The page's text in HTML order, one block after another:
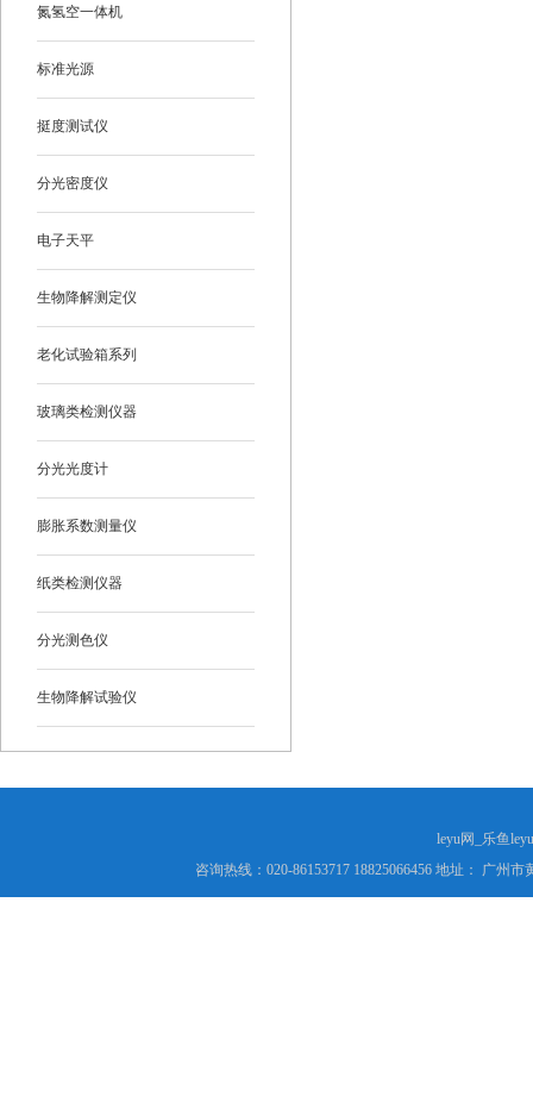
氮氢空一体机
标准光源
挺度测试仪
分光密度仪
电子天平
生物降解测定仪
老化试验箱系列
玻璃类检测仪器
分光光度计
膨胀系数测量仪
纸类检测仪器
分光测色仪
生物降解试验仪
leyu网_乐鱼
咨询热线：020-86153717 18825066456 地址： 广州